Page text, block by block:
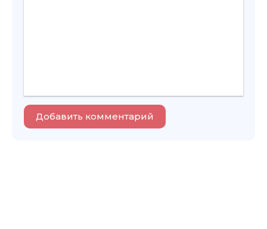
Добавить комментарий